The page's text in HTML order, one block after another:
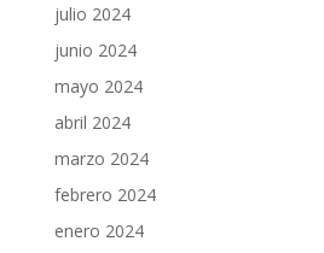
julio 2024
junio 2024
mayo 2024
abril 2024
marzo 2024
febrero 2024
enero 2024